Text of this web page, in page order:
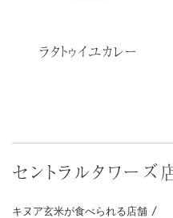
ラタトゥイユカレー
セントラルタワー
キヌア玄米が食べられる店舗